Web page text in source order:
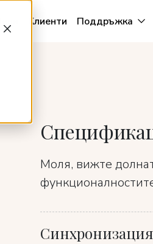
Клиенти Поддръжка
Моля, вижте